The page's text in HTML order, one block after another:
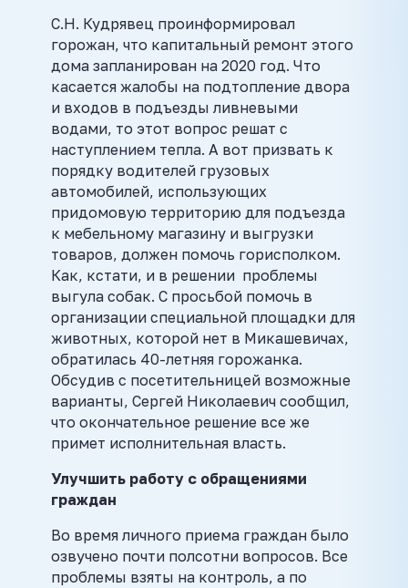
С.Н. Кудрявец проинформировал
горожан, что капитальный ремонт этого
дома запланирован на 2020 год. Что
касается жалобы на подтопление двора
и входов в подъезды ливневыми
водами, то этот вопрос решат с
наступлением тепла. А вот призвать к
порядку водителей грузовых
автомобилей, использующих
придомовую территорию для подъезда
к мебельному магазину и выгрузки
товаров, должен помочь горисполком.
Как, кстати, и в решении проблемы
выгула собак. С просьбой помочь в
организации специальной площадки для
животных, которой нет в Микашевичах,
обратилась 40-летняя горожанка.
Обсудив с посетительницей возможные
варианты, Сергей Николаевич сообщил,
что окончательное решение все же
примет исполнительная власть.
Улучшить работу с обращениями
граждан
Во время личного приема граждан было
озвучено почти полсотни вопросов. Все
проблемы взяты на контроль, а по